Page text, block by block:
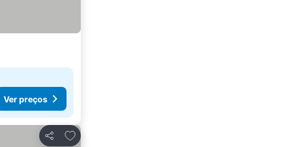
Ver preços
Partilhar
Adicionar aos favoritos